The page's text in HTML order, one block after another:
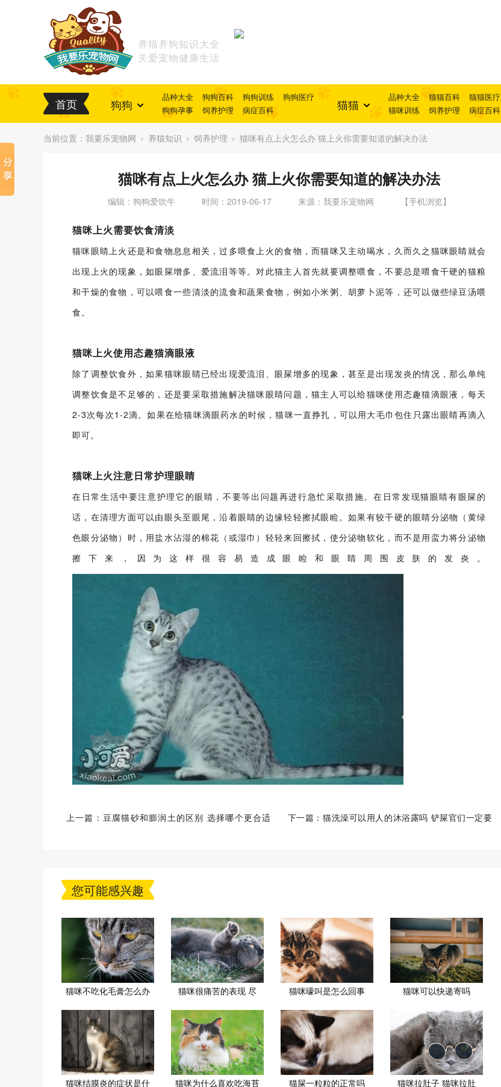
养猫养狗知识大全
关爱宠物健康生活
首页 狗狗 品种大全 狗狗百科 狗狗训练
狗狗医疗
狗狗孕事
饲养护理 病症百科 猫猫 品种大全 猫猫百科 猫猫医疗
猫咪训练
饲养护理 病症百科
当前位置： 我要乐宠物网 养猫知识 饲养护理 猫咪有点上火怎么办 猫上火你需要知道的解决办法
猫咪有点上火怎么办 猫上火你需要知道的解决办法
编辑：狗狗爱吹牛 时间：2019-06-17 来源：我要乐宠物网 【手机浏览】
猫咪上火需要饮食清淡
猫咪眼睛上火还是和食物息息相关，过多喂食上火的食物，而猫咪又主动喝水，久而久之猫咪眼睛就会
出现上火的现象，如眼屎增多、爱流泪等等。对此猫主人首先就要调整喂食，不要总是喂食干硬的猫粮
和干燥的食物，可以喂食一些清淡的流食和蔬果食物，例如小米粥、胡萝卜泥等，还可以做些绿豆汤喂
食。
猫咪上火使用态趣猫滴眼液
除了调整饮食外，如果猫咪眼睛已经出现爱流泪、眼屎增多的现象，甚至是出现发炎的情况，那么单纯
调整饮食是不足够的，还是要采取措施解决猫咪眼睛问题，猫主人可以给猫咪使用态趣猫滴眼液，每天
2-3次每次1-2滴。如果在给猫咪滴眼药水的时候，猫咪一直挣扎，可以用大毛巾包住只露出眼睛再滴入
即可。
猫咪上火注意日常护理眼睛
在日常生活中要注意护理它的眼睛，不要等出问题再进行急忙采取措施。在日常发现猫眼睛有眼屎的
话，在清理方面可以由眼头至眼尾，沿着眼睛的边缘轻轻擦拭眼睑。如果有较干硬的眼睛分泌物（黄绿
色眼分泌物）时，用盐水沾湿的棉花（或湿巾）轻轻来回擦拭，使分泌物软化，而不是用蛮力将分泌物
擦下来，因为这样很容易造成眼睑和眼睛周围皮肤的发炎。
上一篇： 豆腐猫砂和膨润土的区别 选择哪个更合适
下一篇： 猫洗澡可以用人的沐浴露吗 铲屎官们一定要
您可能感兴趣
猫咪不吃化毛膏怎么办 猫咪很痛苦的表现 尽 猫咪嚎叫是怎么回事 猫咪可以快递寄吗
猫咪结膜炎的症状是什 猫咪为什么喜欢吃海苔 猫屎一粒粒的正常吗 猫咪拉肚子 猫咪拉肚